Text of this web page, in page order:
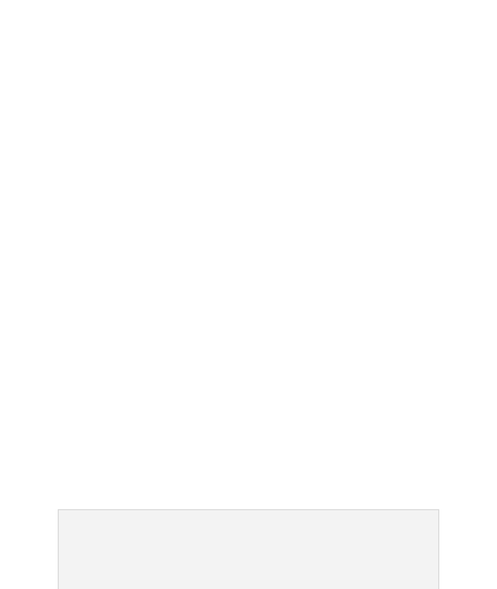
Instagram marimas.id